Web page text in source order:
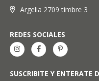
Argelia 2709 timbre 3
REDES SOCIALES
SUSCRIBITE Y ENTERATE